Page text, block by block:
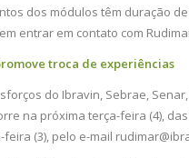
dos módulos têm duração
entrar em contato com
troca de experiências
do Ibravin, Sebrae,
na próxima terça-feira (4),
(3), pelo e-mail